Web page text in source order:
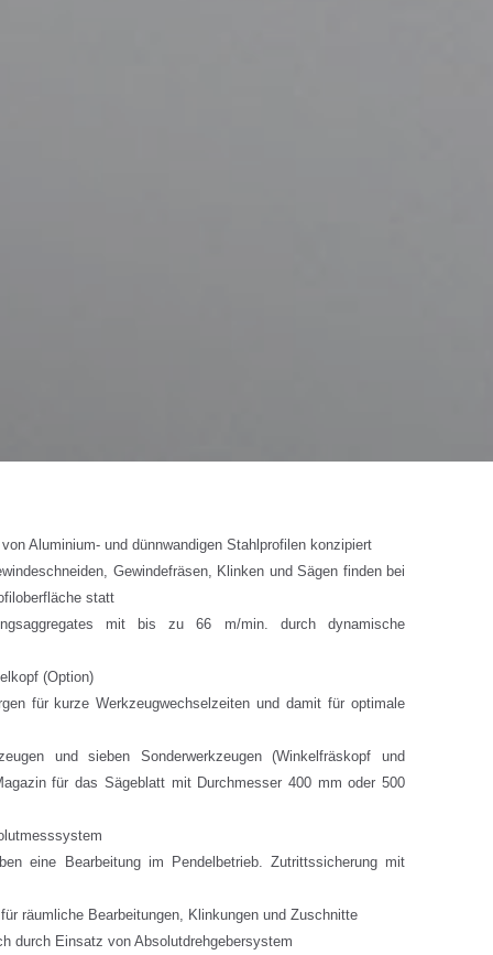
Aluminium- und dünnwandigen Stahlprofilen konzipiert
Gewindefräsen, Klinken und Sägen finden bei
statt
mit bis zu 66 m/min. durch dynamische
(Option)
für kurze Werkzeugwechselzeiten und damit für optimale
und sieben Sonderwerkzeugen (Winkelfräskopf und
für das Sägeblatt mit Durchmesser 400 mm oder 500
eine Bearbeitung im Pendelbetrieb. Zutrittssicherung mit
räumliche Bearbeitungen, Klinkungen und Zuschnitte
durch Einsatz von Absolutdrehgebersystem